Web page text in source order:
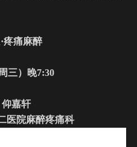
·疼痛麻醉
三）晚7:30
仰嘉轩
医院麻醉疼痛科